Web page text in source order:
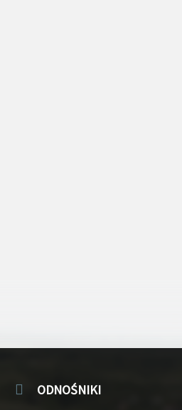
ODNOŚNIKI